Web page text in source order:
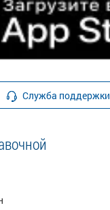
Служба поддержки